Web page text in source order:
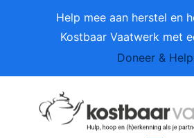
Help mee aan herstel en
Kostbaar Vaatwerk met
Doneer & Help